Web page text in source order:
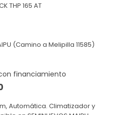
THP 165 AT
(Camino a Melipilla 11585)
Automática. Climatizador y